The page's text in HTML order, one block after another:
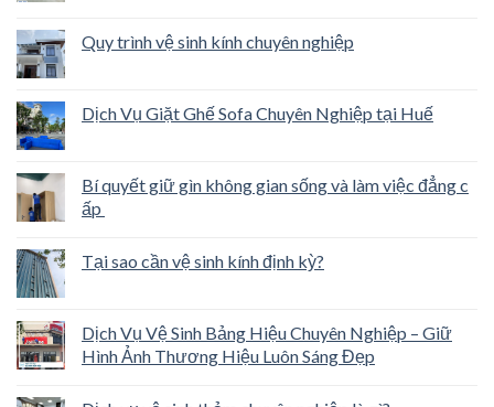
Quy trình vệ sinh kính chuyên nghiệp
Dịch Vụ Giặt Ghế Sofa Chuyên Nghiệp tại Huế
Bí quyết giữ gìn không gian sống và làm việc đẳng c
ấp
Tại sao cần vệ sinh kính định kỳ?
Dịch Vụ Vệ Sinh Bảng Hiệu Chuyên Nghiệp – Giữ
Hình Ảnh Thương Hiệu Luôn Sáng Đẹp